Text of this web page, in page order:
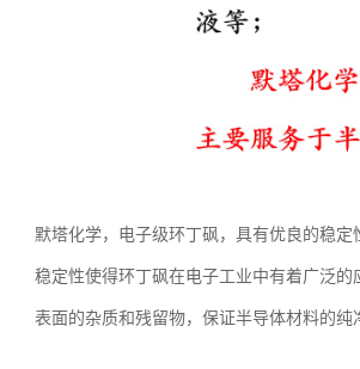
默塔化学，电子级环丁砜，具有优良的稳
稳定性使得环丁砜在电子工业中有着广泛
表面的杂质和残留物，保证半导体材料的纯